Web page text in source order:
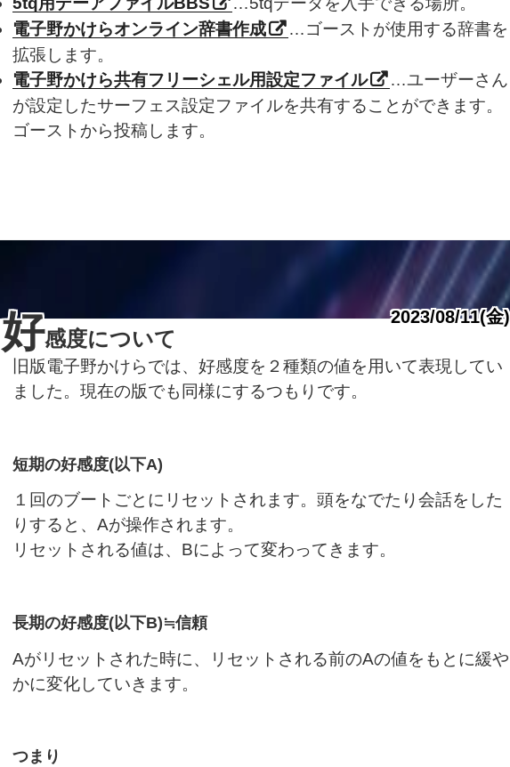
電子野かけらオンライン辞書作成
…ゴーストが使用する辞書を
拡張します。
電子野かけら共有フリーシェル用設定ファイル
…ユーザーさん
が設定したサーフェス設定ファイルを共有することができます。
ゴーストから投稿します。
2023/08/11(金)
好感度について
旧版電子野かけらでは、好感度を２種類の値を用いて表現してい
ました。現在の版でも同様にするつもりです。
短期の好感度(以下A)
１回のブートごとにリセットされます。頭をなでたり会話をした
りすると、Aが操作されます。
リセットされる値は、Bによって変わってきます。
長期の好感度(以下B)≒信頼
Aがリセットされた時に、リセットされる前のAの値をもとに緩や
かに変化していきます。
つまり